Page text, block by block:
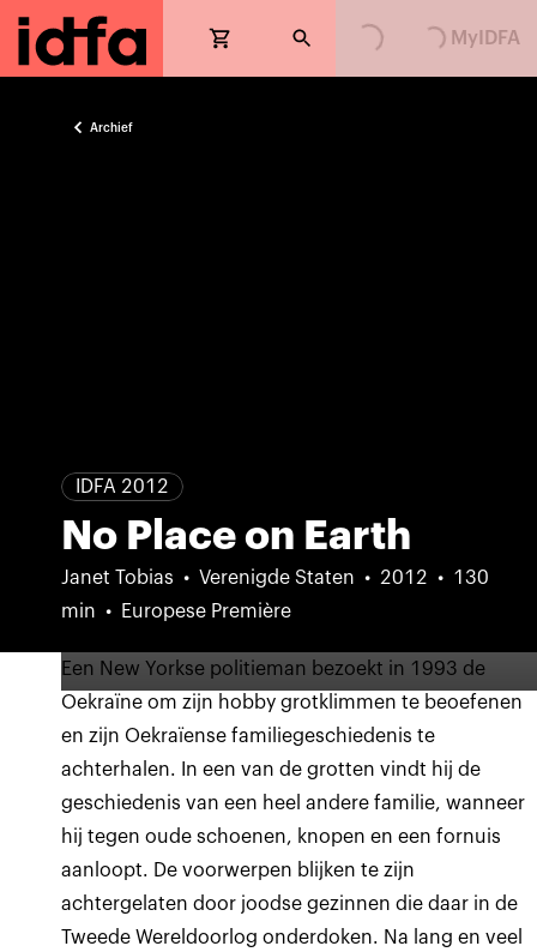
MyIDFA
Archief
IDFA 2012
No Place on Earth
Janet Tobias Verenigde Staten 2012
130
min
Europese Première
Een New Yorkse politieman bezoekt in 1993 de
Oekraïne om zijn hobby grotklimmen te beoefenen
en zijn Oekraïense familiegeschiedenis te
achterhalen. In een van de grotten vindt hij de
geschiedenis van een heel andere familie, wanneer
hij tegen oude schoenen, knopen en een fornuis
aanloopt. De voorwerpen blijken te zijn
achtergelaten door joodse gezinnen die daar in de
Tweede Wereldoorlog onderdoken. Na lang en veel